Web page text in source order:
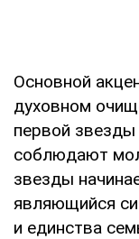
Основной
духовном
первой
соблюдают
звезды
являющийся
и единства